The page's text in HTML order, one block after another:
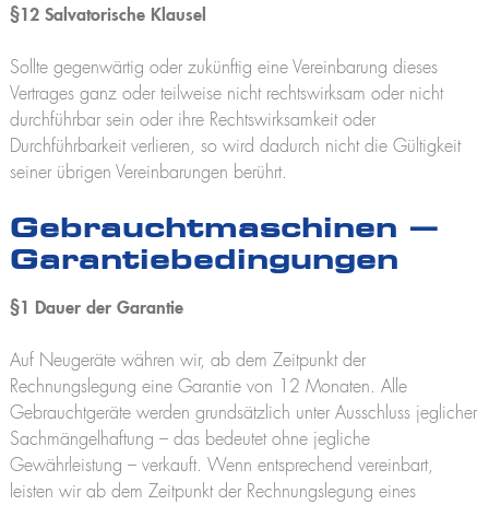
§12 Salvatorische Klausel
Sollte gegenwärtig oder zukünftig eine Vereinbarung dieses
Vertrages ganz oder teilweise nicht rechtswirksam oder nicht
durchführbar sein oder ihre Rechtswirksamkeit oder
Durchführbarkeit verlieren, so wird dadurch nicht die Gültigkeit
seiner übrigen Vereinbarungen berührt.
Gebrauchtmaschinen –
Garantiebedingungen
§1 Dauer der Garantie
Auf Neugeräte währen wir, ab dem Zeitpunkt der
Rechnungslegung eine Garantie von 12 Monaten. Alle
Gebrauchtgeräte werden grundsätzlich unter Ausschluss jeglicher
Sachmängelhaftung – das bedeutet ohne jegliche
Gewährleistung – verkauft. Wenn entsprechend vereinbart,
leisten wir ab dem Zeitpunkt der Rechnungslegung eines